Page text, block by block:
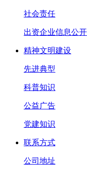
社会责任
出资企业信息公开
精神文明建设
先进典型
科普知识
公益广告
党建知识
联系方式
公司地址